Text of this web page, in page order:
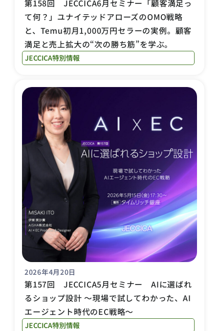
第158回 JECCICA6月セミナー「顧客満足っ
て何？」ユナイテッドアローズのOMO戦略
と、Temu初月1,000万円セラーの実例。顧客
満足と売上拡大の“次の勝ち筋”を学ぶ。
JECCICA特別情報
2026年4月20日
第157回 JECCICA5月セミナー AIに選ばれ
るショップ設計 ～現場で試してわかった、AI
エージェント時代のEC戦略～
JECCICA特別情報